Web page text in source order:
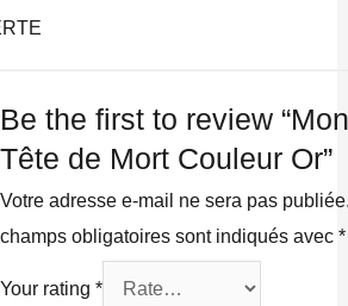
Be the first to review
Tête de Mort Couleur Or”
Votre adresse e-mail ne sera pas
champs obligatoires sont indiqués avec*
Your rating*